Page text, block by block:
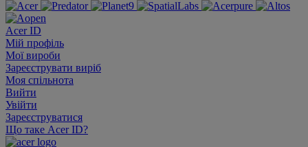
Acer ID
Мій профіль
Мої вироби
Зареєструвати виріб
Моя спільнота
Вийти
Увійти
Зареєструватися
Що таке Acer ID?